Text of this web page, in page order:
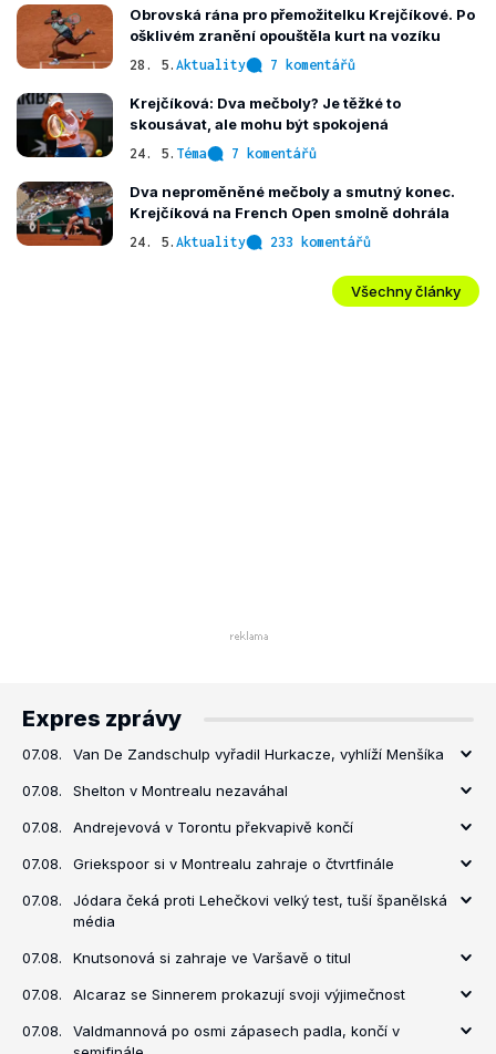
Obrovská rána pro přemožitelku Krejčíkové. Po
ošklivém zranění opouštěla kurt na vozíku
28. 5. Aktuality 7 komentářů
Krejčíková: Dva mečboly? Je těžké to
skousávat, ale mohu být spokojená
24. 5. Téma 7 komentářů
Dva neproměněné mečboly a smutný konec.
Krejčíková na French Open smolně dohrála
24. 5. Aktuality 233 komentářů
Všechny články
Expres zprávy
07.08. Van De Zandschulp vyřadil Hurkacze, vyhlíží Menšíka
07.08. Shelton v Montrealu nezaváhal
07.08. Andrejevová v Torontu překvapivě končí
07.08. Griekspoor si v Montrealu zahraje o čtvrtfinále
07.08.
Jódara čeká proti Lehečkovi velký test, tuší španělská
média
07.08. Knutsonová si zahraje ve Varšavě o titul
07.08. Alcaraz se Sinnerem prokazují svoji výjimečnost
07.08.
Valdmannová po osmi zápasech padla, končí v